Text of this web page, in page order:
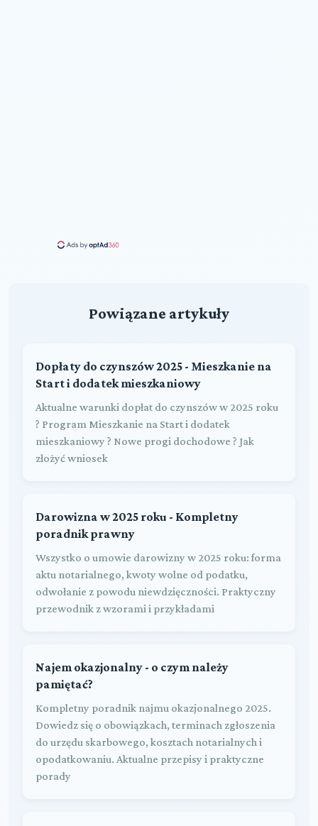
Powiązane artykuły
Dopłaty do czynszów 2025 - Mieszkanie na
Start i dodatek mieszkaniowy
Aktualne warunki dopłat do czynszów w 2025 roku
? Program Mieszkanie na Start i dodatek
mieszkaniowy ? Nowe progi dochodowe ? Jak
złożyć wniosek
Darowizna w 2025 roku - Kompletny
poradnik prawny
Wszystko o umowie darowizny w 2025 roku: forma
aktu notarialnego, kwoty wolne od podatku,
odwołanie z powodu niewdzięczności. Praktyczny
przewodnik z wzorami i przykładami
Najem okazjonalny - o czym należy
pamiętać?
Kompletny poradnik najmu okazjonalnego 2025.
Dowiedz się o obowiązkach, terminach zgłoszenia
do urzędu skarbowego, kosztach notarialnych i
opodatkowaniu. Aktualne przepisy i praktyczne
porady